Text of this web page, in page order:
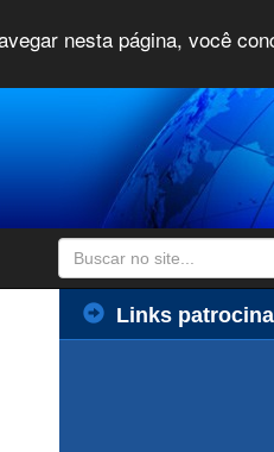
nesta página, você
Links